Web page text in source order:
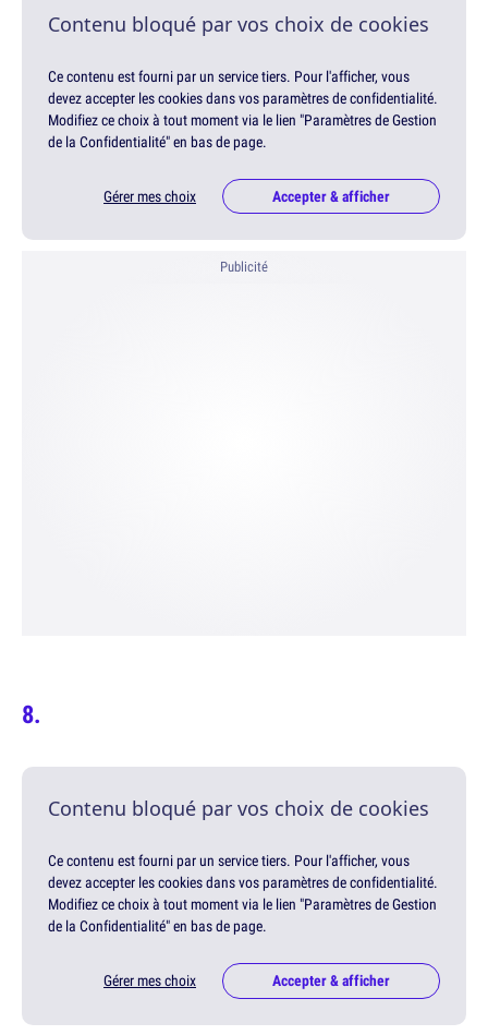
Contenu bloqué par vos choix de cookies
Ce contenu est fourni par un service tiers. Pour l'afficher, vous
devez accepter les cookies dans vos paramètres de confidentialité.
Modifiez ce choix à tout moment via le lien "Paramètres de Gestion
de la Confidentialité" en bas de page.
Gérer mes choix Accepter & afficher
Publicité
Contenu bloqué par vos choix de cookies
Ce contenu est fourni par un service tiers. Pour l'afficher, vous
devez accepter les cookies dans vos paramètres de confidentialité.
Modifiez ce choix à tout moment via le lien "Paramètres de Gestion
de la Confidentialité" en bas de page.
Gérer mes choix Accepter & afficher